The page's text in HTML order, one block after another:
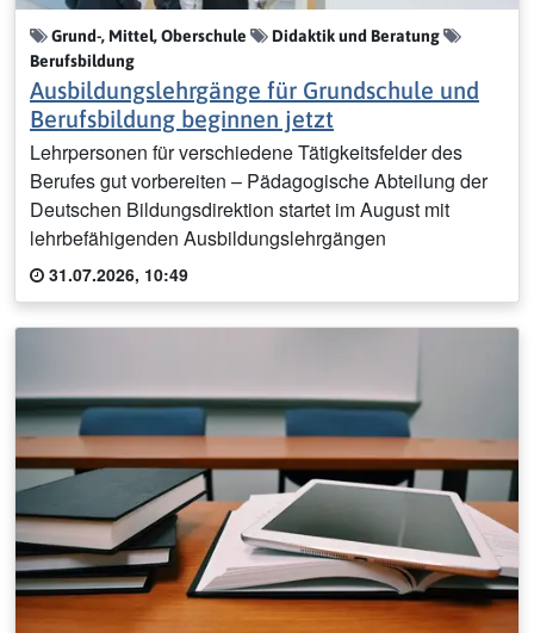
Grund-, Mittel, Oberschule
Didaktik und Beratung
Berufsbildung
Ausbildungslehrgänge für Grundschule und
Berufsbildung beginnen jetzt
Lehrpersonen für verschiedene Tätigkeitsfelder des
Berufes gut vorbereiten – Pädagogische Abteilung der
Deutschen Bildungsdirektion startet im August mit
lehrbefähigenden Ausbildungslehrgängen
31.07.2026, 10:49